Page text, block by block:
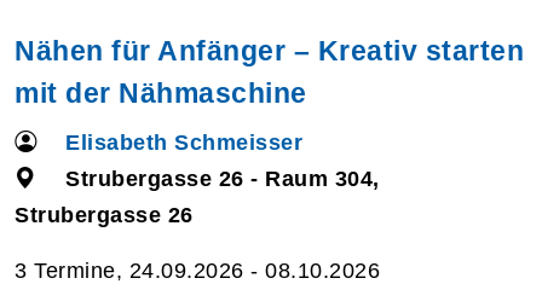
Nähen für Anfänger – Kreativ starten
mit der Nähmaschine
Elisabeth Schmeisser
Strubergasse 26 - Raum 304,
Strubergasse 26
3 Termine, 24.09.2026 - 08.10.2026